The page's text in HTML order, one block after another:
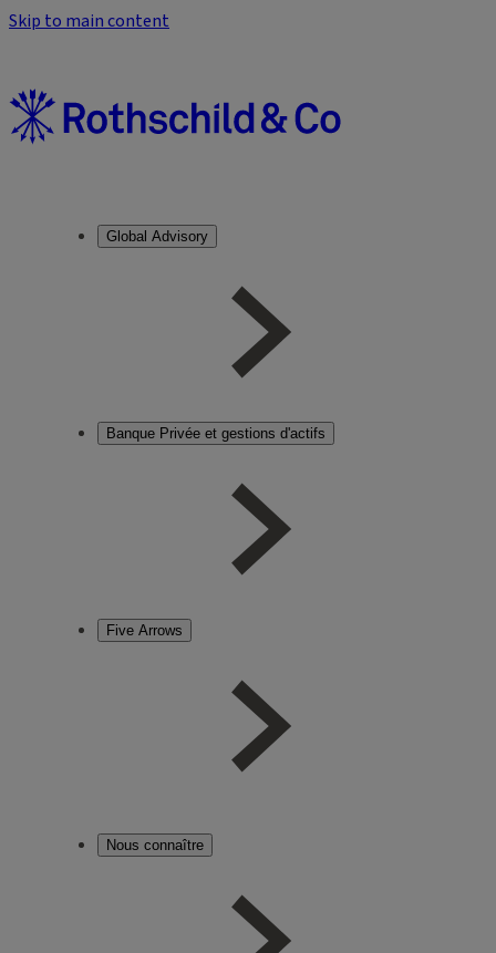
Skip to main content
Global Advisory
Banque Privée et gestions d'actifs
Five Arrows
Nous connaître